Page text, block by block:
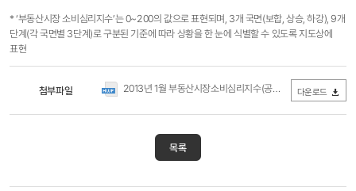
* ‘부동산시장 소비심리지수’는 0~200의 값으로 표현되며, 3개 국면(보합, 상승, 하강), 9개
단계(각 국면별 3단계)로 구분된 기준에 따라 상황을 한 눈에 식별할 수 있도록 지도상에
표현
첨부파일 2013년 1월 부동산시장소비심리지수(공표자료).hwp (0Byte / 다
다운로드
목록